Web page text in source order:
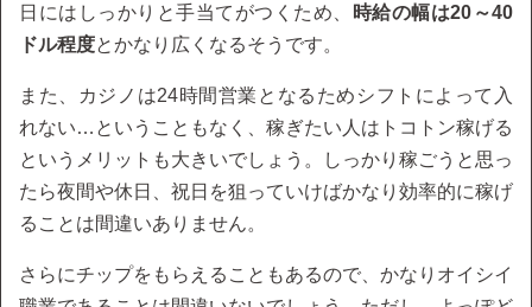
日にはしっかりと手当てがつくため、
時給の幅は20～40
ドル程度とかなり広くなるそうです。
また、カジノは24時間営業となるためシフトによって入
れない…ということもなく、稼ぎたい人はトコトン稼げる
というメリットも大きいでしょう。しっかり稼ごうと思っ
たら夜間や休日、祝日を狙っていけばかなり効率的に稼げ
ることは間違いありません。
さらにチップをもらえることもあるので、かなりオイシイ